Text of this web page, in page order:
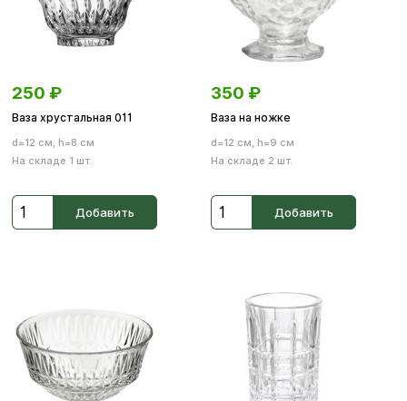
250 ₽
Ваза хрустальная 011
d=12 см, h=8 см
На складе 1 шт.
Добавить
350 ₽
Ваза на ножке
d=12 см, h=9 см
На складе 2 шт.
Добавить